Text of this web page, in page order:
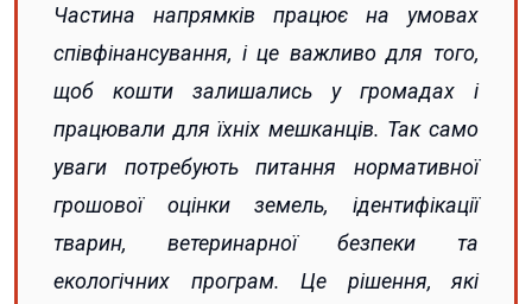
Частина напрямків працює на умовах
співфінансування, і це важливо для того,
щоб кошти залишались у громадах і
працювали для їхніх мешканців. Так само
уваги потребують питання нормативної
грошової оцінки земель, ідентифікації
тварин, ветеринарної безпеки та
екологічних програм. Це рішення, які